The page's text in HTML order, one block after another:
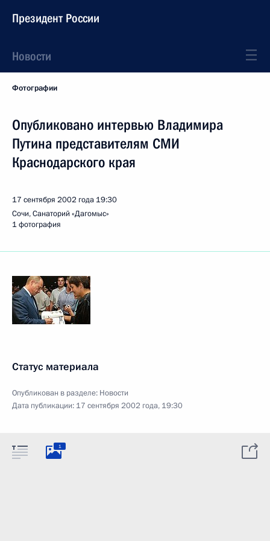
Президент России
Новости
Фотографии
Опубликовано интервью Владимира
Путина представителям СМИ
Краснодарского края
17 сентября 2002 года 19:30
Сочи, Санаторий «Дагомыс»
1 фотография
Статус материала
Опубликован в разделе: Новости
Дата публикации: 17 сентября 2002 года, 19:30
1